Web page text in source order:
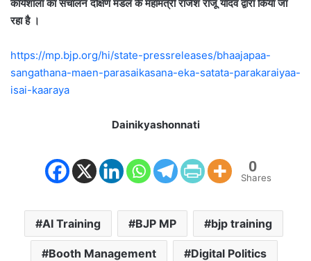
कार्यशाला का संचालन दक्षिण मंडल के महामंत्री राजेश राजू यादव द्वारा किया जा
रहा है ।
https://mp.bjp.org/hi/state-pressreleases/bhaajapaa-
sangathana-maen-parasaikasana-eka-satata-parakaraiyaa-
isai-kaaraya
Dainikyashonnati
0
Shares
AI Training BJP MP bjp training
Booth Management Digital Politics